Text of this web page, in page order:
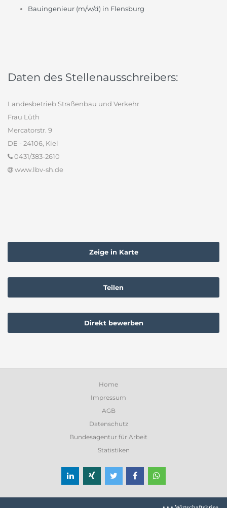
Bauingenieur (m/w/d) in Flensburg
Daten des Stellenausschreibers:
Landesbetrieb Straßenbau und Verkehr
Frau Lüth
Mercatorstr. 9
DE - 24106, Kiel
0431/383-2610
www.lbv-sh.de
Zeige in Karte
Teilen
Direkt bewerben
Home
Impressum
AGB
Datenschutz
Bundesagentur für Arbeit
Statistiken